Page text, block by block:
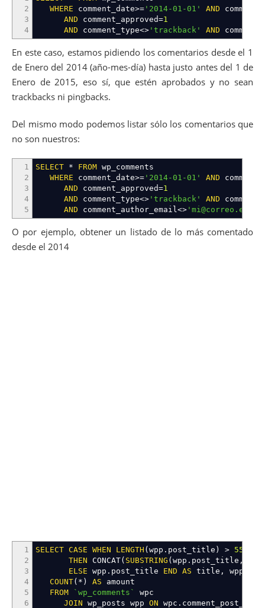
2
3
4
WHERE comment_date>= '2014-01-01' AND
AND comment_approved=1
AND comment_type<> 'trackback' AND
En este caso, estamos pidiendo los comentarios desde el 1
de Enero del 2014 (año-mes-día) hasta justo antes del 1 de
Enero de 2015, eso sí, que estén aprobados y no sean
trackbacks ni pingbacks.
Del mismo modo podemos listar sólo los comentarios que
no son nuestros:
1
2
3
4
5
SELECT * FROM wp_comments
WHERE comment_date>= '2014-01-01' AND
AND comment_approved=1
AND comment_type<> 'trackback' AND
AND comment_author_email<> 'mi@correo.ext'
O por ejemplo, obtener un listado de lo más comentado
desde el 2014
1
2
3
4
5
6
SELECT CASE WHEN LENGTH ( wpp . post_title ) > 55
THEN CONCAT( SUBSTRING ( wpp . post_title ,
ELSE wpp . post_title END AS title , wpp
COUNT( * ) AS amount
FROM
`wp_comments`
wpc
JOIN wp_posts wpp ON wpc . comment_post_id